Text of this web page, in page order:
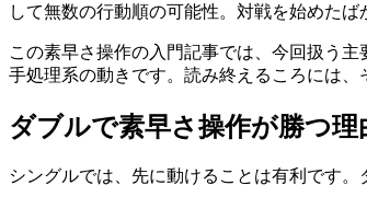
して無数の行動順の可能性。対戦を始めた
この素早さ操作の入門記事では、今回扱う
手処理系の動きです。読み終えるころには
ダブルで素早さ操作が勝つ理
シングルでは、先に動けることは有利です